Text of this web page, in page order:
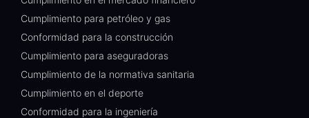
Cumplimiento para petróleo y gas
Conformidad para la construcción
Cumplimiento para aseguradoras
Cumplimiento de la normativa sanitaria
Cumplimiento en el deporte
Conformidad para la ingeniería